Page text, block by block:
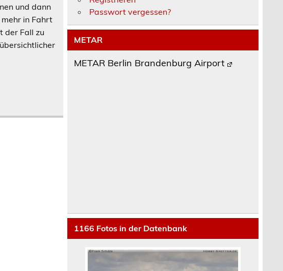
und dann
in Fahrt
der Fall zu
Passwort vergessen?
METAR
METAR Berlin Brandenburg Airport
1166 Fotos in der Datenbank